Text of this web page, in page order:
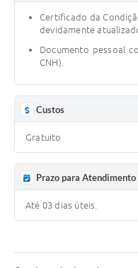
Junta de Serviço Militar
Certificado da
devidamente
Documento pessoal
CNH).
Custos
Gratuito
Prazo para Atendimento
Até 03 dias úteis.